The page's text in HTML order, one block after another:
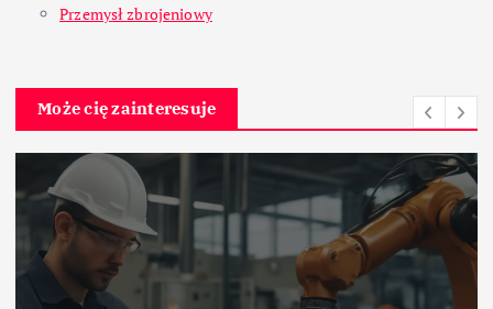
Przemysł zbrojeniowy
Może cię zainteresuje